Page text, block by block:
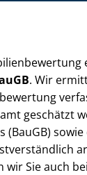
. Wir
geschätzt
(BauGB)
wir Sie auch bei